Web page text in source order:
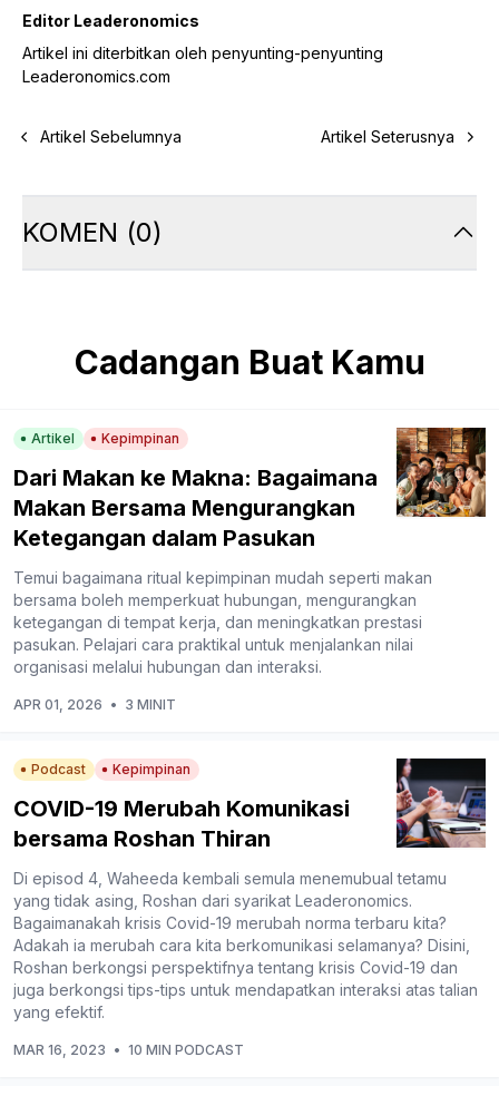
Editor Leaderonomics
Artikel ini diterbitkan oleh penyunting-penyunting
Leaderonomics.com
Artikel Sebelumnya Artikel Seterusnya
KOMEN (0)
Cadangan Buat Kamu
Artikel Kepimpinan
Dari Makan ke Makna: Bagaimana
Makan Bersama Mengurangkan
Ketegangan dalam Pasukan
Temui bagaimana ritual kepimpinan mudah seperti makan
bersama boleh memperkuat hubungan, mengurangkan
ketegangan di tempat kerja, dan meningkatkan prestasi
pasukan. Pelajari cara praktikal untuk menjalankan nilai
organisasi melalui hubungan dan interaksi.
APR 01, 2026 • 3 MINIT
Podcast Kepimpinan
COVID-19 Merubah Komunikasi
bersama Roshan Thiran
Di episod 4, Waheeda kembali semula menemubual tetamu
yang tidak asing, Roshan dari syarikat Leaderonomics.
Bagaimanakah krisis Covid-19 merubah norma terbaru kita?
Adakah ia merubah cara kita berkomunikasi selamanya? Disini,
Roshan berkongsi perspektifnya tentang krisis Covid-19 dan
juga berkongsi tips-tips untuk mendapatkan interaksi atas talian
yang efektif.
MAR 16, 2023 • 10 MIN PODCAST